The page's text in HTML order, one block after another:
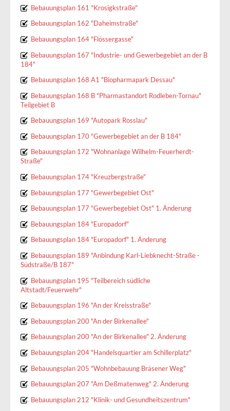
Bebauungsplan 161 "Krosigkstraße"
Bebauungsplan 162 "Daheimstraße"
Bebauungsplan 164 "Flössergasse"
Bebauungsplan 167 "Industrie- und Gewerbegebiet an der B
184"
Bebauungsplan 168 A1 "Biopharmapark Dessau"
Bebauungsplan 168 B "Pharmastandort Rodleben-Tornau"
Teilgebiet B
Bebauungsplan 169 "Autopark Rosslau"
Bebauungsplan 170 "Gewerbegebiet an der B 184"
Bebauungsplan 172 "Wohnanlage Wilhelm-Feuerherdt-
Straße"
Bebauungsplan 174 "Kreuzbergstraße"
Bebauungsplan 177 "Gewerbegebiet Ost"
Bebauungsplan 177 "Gewerbegebiet Ost" 1. Änderung
Bebauungsplan 184 "Europadorf"
Bebauungsplan 184 "Europadorf" 1. Änderung
Bebauungsplan 189 "Anbindung Karl-Liebknecht-Straße -
Südstraße/B 187"
Bebauungsplan 195 "Teilbereich südliche
Altstadt/Feuerwehr"
Bebauungsplan 196 "An der Kreisstraße"
Bebauungsplan 200 "An der Birkenallee"
Bebauungsplan 200 "An der Birkenallee" 2. Änderung
Bebauungsplan 204 "Handelsquartier am Schillerplatz"
Bebauungsplan 205 "Wohnbebauung Bräsener Weg"
Bebauungsplan 207 "Am Deßmatenweg" 2. Änderung
Bebauungsplan 212 "Klinik- und Gesundheitszentrum"